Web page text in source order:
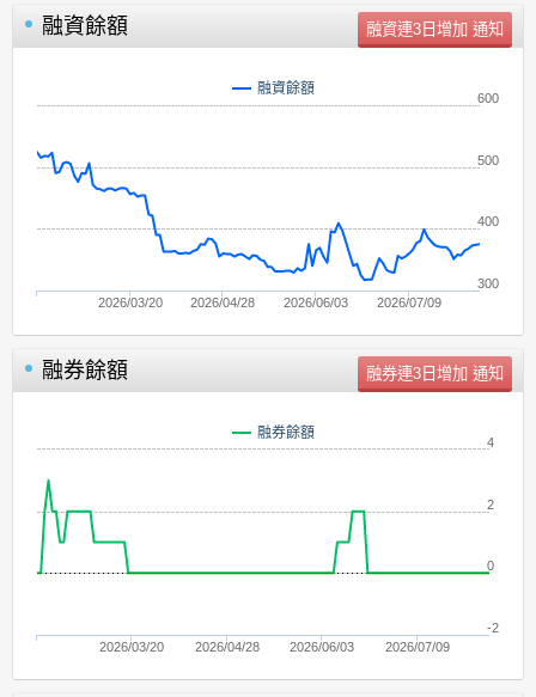
融資餘額 單位：張
融資餘額
2026/03/20 2026/04/28 2026/06/03 2026/07/09
300
400
500
600
融券餘額 單位：張
融券餘額
2026/03/20 2026/04/28 2026/06/03 2026/07/09
0
2
4
-2